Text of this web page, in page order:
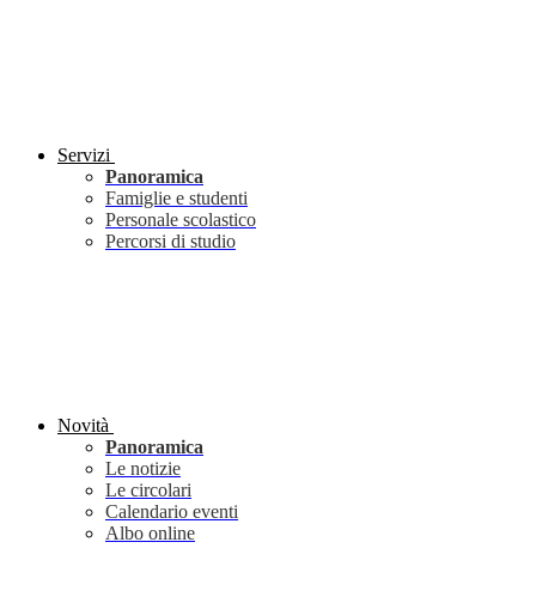
Servizi
Panoramica
Famiglie e studenti
Personale scolastico
Percorsi di studio
Novità
Panoramica
Le notizie
Le circolari
Calendario eventi
Albo online